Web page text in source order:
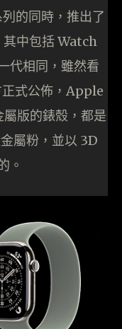
的同時，推出了
中包括 Watch
代相同，雖然看
式公佈，Apple
版的錶殼，都是
屬粉，並以 3D
。